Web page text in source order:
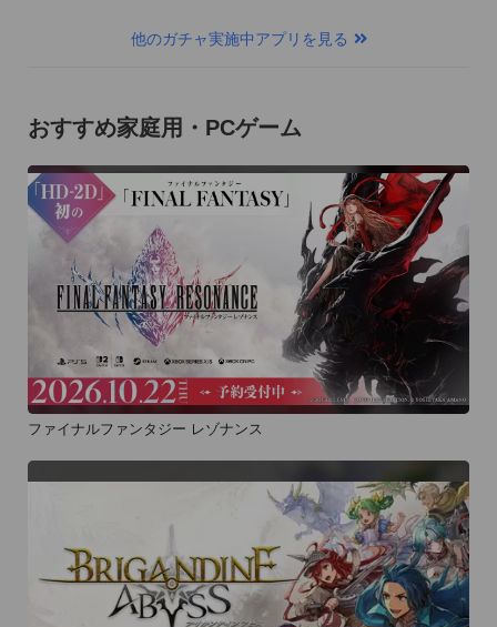
他のガチャ実施中アプリを見る
おすすめ家庭用・PCゲーム
ファイナルファンタジー レゾナンス